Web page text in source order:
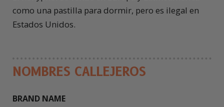
como una pastilla para dormir, pero es ilegal en
Estados Unidos.
NOMBRES CALLEJEROS
BRAND NAME